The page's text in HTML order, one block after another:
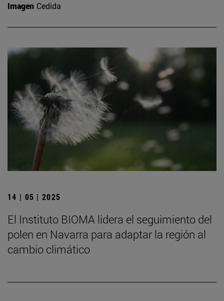
Imagen Cedida
14 | 05 | 2025
El Instituto BIOMA lidera el seguimiento del
polen en Navarra para adaptar la región al
cambio climático